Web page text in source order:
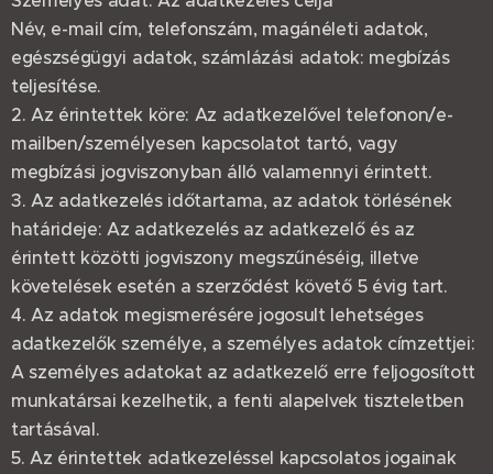
Név, e-mail cím, telefonszám, magánéleti adatok,
egészségügyi adatok, számlázási adatok: megbízás
teljesítése.
2. Az érintettek köre: Az adatkezelővel telefonon/e-
mailben/személyesen kapcsolatot tartó, vagy
megbízási jogviszonyban álló valamennyi érintett.
3. Az adatkezelés időtartama, az adatok törlésének
határideje: Az adatkezelés az adatkezelő és az
érintett közötti jogviszony megszűnéséig, illetve
követelések esetén a szerződést követő 5 évig tart.
4. Az adatok megismerésére jogosult lehetséges
adatkezelők személye, a személyes adatok címzettjei:
A személyes adatokat az adatkezelő erre feljogosított
munkatársai kezelhetik, a fenti alapelvek tiszteletben
tartásával.
5. Az érintettek adatkezeléssel kapcsolatos jogainak